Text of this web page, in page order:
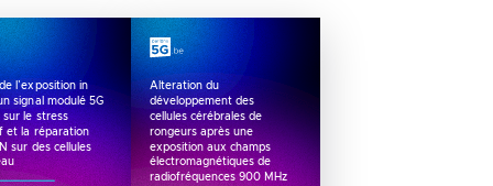
l’exposition in
signal modulé 5G
sur le stress
et la réparation
sur des cellules
Alteration du
développement des
cellules cérébrales de
rongeurs après une
exposition aux champs
électromagnétiques de
radiofréquences 900 MHz